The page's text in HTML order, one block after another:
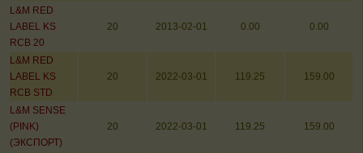
L&M RED
LABEL KS
RCB 20
20 2013-02-01 0.00 0.00
L&M RED
LABEL KS
RCB STD
20 2022-03-01 119.25 159.00
L&M SENSE
(PINK)
(ЭКСПОРТ)
20 2022-03-01 119.25 159.00